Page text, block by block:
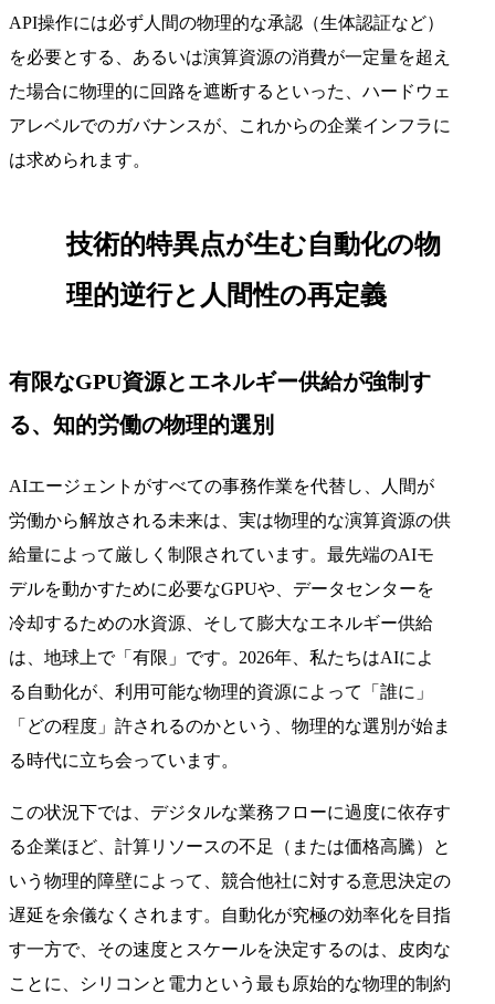
API操作には必ず人間の物理的な承認（生体認証など）
を必要とする、あるいは演算資源の消費が一定量を超え
た場合に物理的に回路を遮断するといった、ハードウェ
アレベルでのガバナンスが、これからの企業インフラに
は求められます。
技術的特異点が生む自動化の物
理的逆行と人間性の再定義
有限なGPU資源とエネルギー供給が強制す
る、知的労働の物理的選別
AIエージェントがすべての事務作業を代替し、人間が
労働から解放される未来は、実は物理的な演算資源の供
給量によって厳しく制限されています。最先端のAIモ
デルを動かすために必要なGPUや、データセンターを
冷却するための水資源、そして膨大なエネルギー供給
は、地球上で「有限」です。2026年、私たちはAIによ
る自動化が、利用可能な物理的資源によって「誰に」
「どの程度」許されるのかという、物理的な選別が始ま
る時代に立ち会っています。
この状況下では、デジタルな業務フローに過度に依存す
る企業ほど、計算リソースの不足（または価格高騰）と
いう物理的障壁によって、競合他社に対する意思決定の
遅延を余儀なくされます。自動化が究極の効率化を目指
す一方で、その速度とスケールを決定するのは、皮肉な
ことに、シリコンと電力という最も原始的な物理的制約